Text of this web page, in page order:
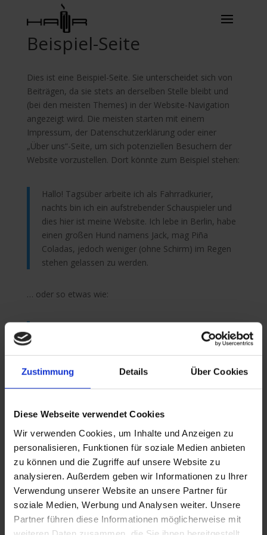
Zustimmung Details Über Cookies
Diese Webseite verwendet Cookies
Wir verwenden Cookies, um Inhalte und Anzeigen zu
personalisieren, Funktionen für soziale Medien anbieten
zu können und die Zugriffe auf unsere Website zu
analysieren. Außerdem geben wir Informationen zu Ihrer
Verwendung unserer Website an unsere Partner für
soziale Medien, Werbung und Analysen weiter. Unsere
Partner führen diese Informationen möglicherweise mit
Beispiel-Seite
Dies ist eine Beispiel-Seite. Sie unterscheidet sich von
Beiträgen, da sie stets an derselben Stelle bleibt und
(bei den meisten Themes) in der Website-Navigation
angezeigt wird. Die meisten starten mit einem
Impressum, der Datenschutzerklärung oder einer
„Über uns“-Seite, um sich potenziellen Besuchern der
Website vorzustellen. Dort könnte zum Beispiel stehen:
Hallo! Tagsüber arbeite ich als Fahrradkurier,
nachts bin ich ein aufstrebender Schauspieler und
dies hier ist meine Website. Ich lebe in Berlin, habe
einen großen Hund namens Jack, mag Piña
Coladas, jedoch weniger (ohne Schirm) im Regen
stehen gelassen zu werden.
… oder so etwas wie:
Das Unternehmen XYZ wurde 1971 gegründet und
versorgt die Öffentlichkeit seither mit qualitativ
hochwertigen Produkten. An seinem Standort in
einer kleinen Großstadt beschäftigt der Betrieb
Als neuer WordPress-Benutzer solltest du
dein
Dashboard
aufrufen, um diese Seite zu löschen und
neue Seiten und Beiträge für deine Website erstellen.
Suchen
Neueste Beiträge
WIR SIND UMGEZOGEN!
Ihr findet uns jetzt hier:
Arthur-Hoffmann-Str.
80